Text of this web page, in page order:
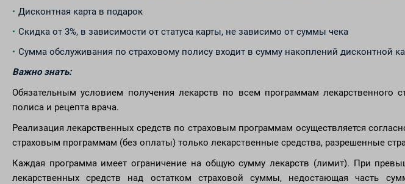
Дисконтная карта в подарок
Cкидка от 3%, в зависимости от статуса карты, не зависимо от суммы чека
Сумма обслуживания по страховому полису входит в сумму накоплений дисконтной
Важно знать:
Обязательным условием получения лекарств по всем программам лекарственного
полиса и рецепта врача.
Реализация лекарственных средств по страховым программам осуществляется
страховым программам (без оплаты) только лекарственные средства, разрешенные
Каждая программа имеет ограничение на общую сумму лекарств (лимит). При
лекарственных средств над остатком страховой суммы, недостающая часть